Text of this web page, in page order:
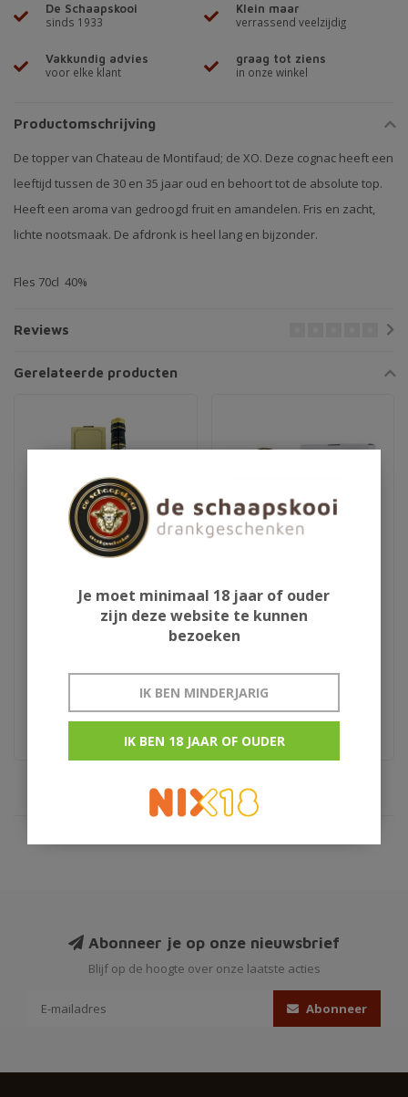
De Schaapskooi
sinds 1933
Klein maar
verrassend veelzijdig
Vakkundig advies
voor elke klant
graag tot ziens
in onze winkel
Productomschrijving
De topper van Chateau de Montifaud; de XO. Deze cognac heeft een
leeftijd tussen de 30 en 35 jaar oud en behoort tot de absolute top.
Heeft een aroma van gedroogd fruit en amandelen. Fris en zacht,
lichte nootsmaak. De afdronk is heel lang en bijzonder.
Fles 70cl 40%
Reviews
Gerelateerde producten
Chateau Pomes de
Armagnac
Chateau Montifaud
Vintage 1978
€152,95
Millesime
Abonneer je op onze nieuwsbrief
Blijf op de hoogte over onze laatste acties
Abonneer
Je moet minimaal 18 jaar of ouder
zijn deze website te kunnen
bezoeken
IK BEN MINDERJARIG
IK BEN 18 JAAR OF OUDER